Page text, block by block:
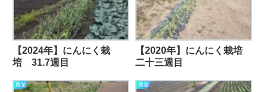
【2024年】にんにく栽
培 31.7週目
【2020年】にんにく栽培
二十三週目
農業 農業